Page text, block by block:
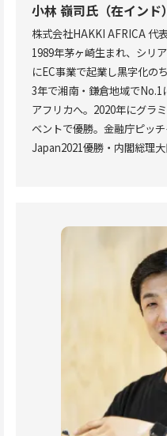
小林 嶺司氏（在インド）
株式会社HAKKI AFRICA 代
1989年茅ヶ崎生まれ、シリ
にEC事業で起業し黒字化の
3年で湘南・鎌倉地域でNo.1
アフリカへ。2020年にグラ
ベントで優勝。金融庁ピッ
Japan2021優勝・内閣総理